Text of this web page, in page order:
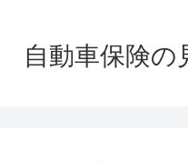
自動車保険